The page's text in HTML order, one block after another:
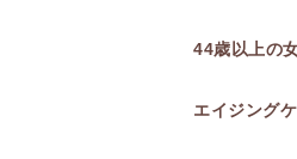
44歳以上の
エイジング